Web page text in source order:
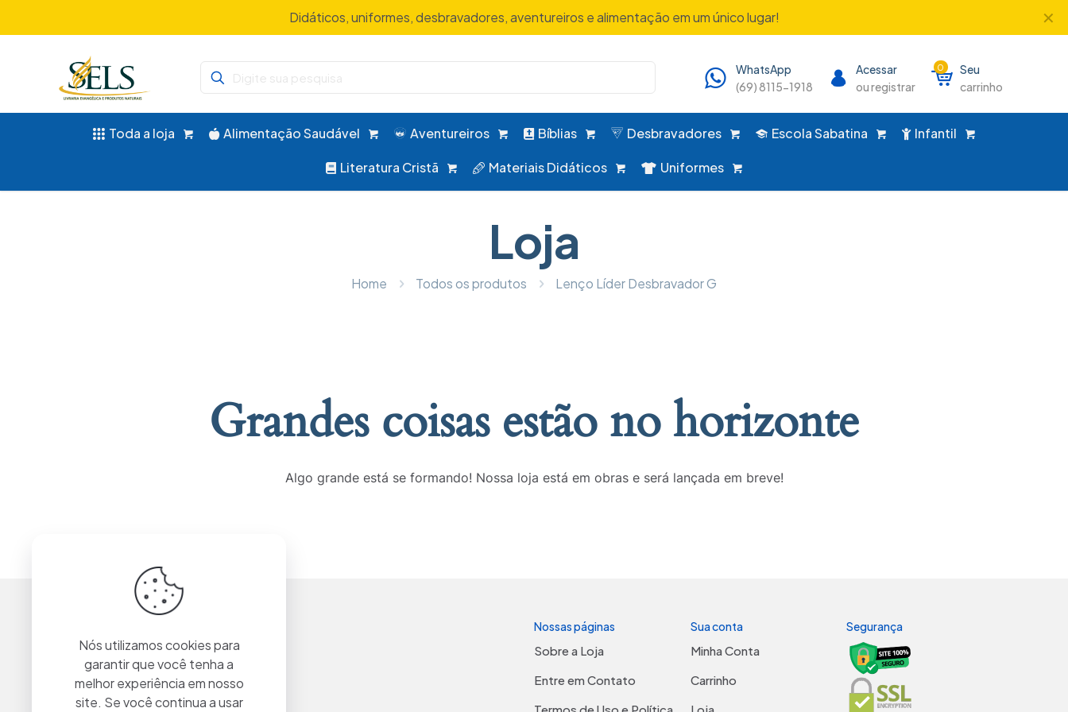
Didáticos, uniformes, desbravadores, aventureiros e alimentação em um único lugar! ✕
WhatsApp
(69) 8115-1918
Acessar
ou registrar
0
Seu
carrinho
Toda a loja Alimentação Saudável Aventureiros Bíblias Desbravadores Escola Sabatina Infantil
Literatura Cristã Materiais Didáticos Uniformes
Loja
Home Todos os produtos Lenço Líder Desbravador G
Grandes coisas estão no horizonte
Algo grande está se formando! Nossa loja está em obras e será lançada em breve!
Nossas páginas
Sobre a Loja
Entre em Contato
Termos de Uso e Política
Sua conta
Minha Conta
Carrinho
Loja
Segurança
Nós utilizamos cookies para
garantir que você tenha a
melhor experiência em nosso
site. Se você continua a usar